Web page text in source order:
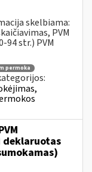
skelbiama:
PVM
94 str.) PVM
permoka